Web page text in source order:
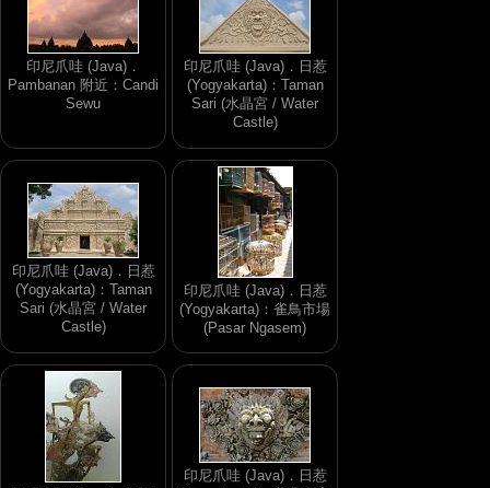
印尼爪哇 (Java)．
Pambanan 附近：Candi
Sewu
印尼爪哇 (Java)．日惹
(Yogyakarta)：Taman
Sari (水晶宮 / Water
Castle)
印尼爪哇 (Java)．日惹
(Yogyakarta)：Taman
Sari (水晶宮 / Water
Castle)
印尼爪哇 (Java)．日惹
(Yogyakarta)：雀鳥市場
(Pasar Ngasem)
印尼爪哇 (Java)．日惹